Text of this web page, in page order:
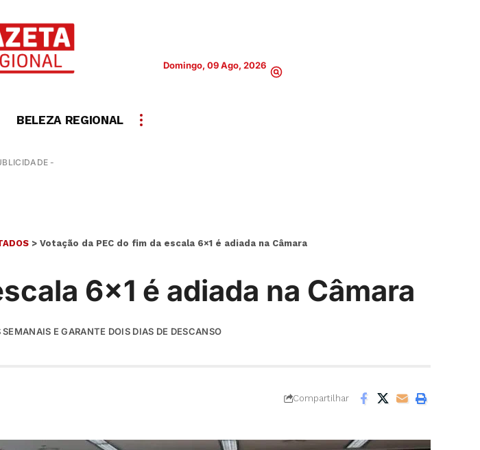
Domingo, 09 Ago, 2026
BELEZA REGIONAL
-
> Votação da PEC do fim da escala 6×1 é adiada na Câmara
6×1 é adiada na Câmara
E GARANTE DOIS DIAS DE DESCANSO
Compartilhar